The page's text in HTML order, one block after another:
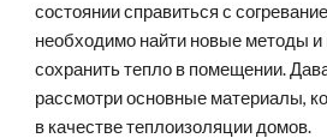
состоянии справиться с
необходимо найти новые методы
сохранить тепло в помещении.
рассмотри основные материалы,
в качестве теплоизоляции домов.